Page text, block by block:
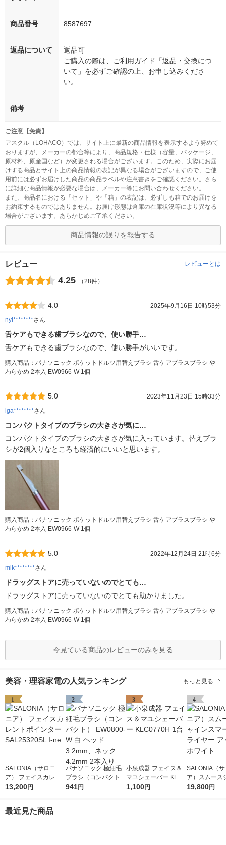
商品番号 8587697
返品について
返品可
ご購入の際は、ご利用ガイド「返品・交換につ
いて」を必ずご確認の上、お申し込みくださ
い。
備考
ご注意【免責】
アスクル（LOHACO）では、サイト上に最新の商品情報を表示するよう努めて
おりますが、メーカーの都合等により、商品規格・仕様（容量、パッケージ、
原材料、原産国など）が変更される場合がございます。このため、実際にお届
けする商品とサイト上の商品情報の表記が異なる場合がございますので、ご使
用前には必ずお届けした商品の商品ラベルや注意書きをご確認ください。さら
に詳細な商品情報が必要な場合は、メーカー等にお問い合わせください。
また、商品名における「セット」や「箱」の表記は、必ずしも箱でのお届けを
お約束するものではありません。お届け形態は倉庫の在庫状況等により異なる
場合がございます。あらかじめご了承ください。
商品情報の誤りを報告する
レビュー レビューとは
4.25 （28件）
4.0
2025年9月16日 10時53分
nyi********さん
舌ケアもできる歯ブラシなので、使い勝手…
舌ケアもできる歯ブラシなので、使い勝手がいいです。
購入商品：パナソニック ポケットドルツ用替えブラシ 舌ケアプラスブラシ や
わらかめ 2本入 EW0966-W 1個
5.0
2023年11月23日 15時33分
iga********さん
コンパクトタイプのブラシの大きさが気に…
コンパクトタイプのブラシの大きさが気に入っています。替えブラ
シが2個入りなところも経済的にいいと思います。
購入商品：パナソニック ポケットドルツ用替えブラシ 舌ケアプラスブラシ や
わらかめ 2本入 EW0966-W 1個
5.0
2022年12月24日 21時6分
mik********さん
ドラッグストアに売っていないのでとても…
ドラッグストアに売っていないのでとても助かりました。
購入商品：パナソニック ポケットドルツ用替えブラシ 舌ケアプラスブラシ や
わらかめ 2本入 EW0966-W 1個
今見ている商品のレビューのみを見る
美容・理容家電の人気ランキング もっと見る
1
SALONIA（サロニ
ア） フェイスカレン
トポインター SAL253
13,200円
2
パナソニック 極細毛
ブラシ（コンパクト）
EW0800-W 白 ヘッド
941円
3
小泉成器 フェイス＆
マユシェーバー KLC0
770H 1台
1,100円
4
SALONIA（
ア）スムース
スマートドラ
19,800円
最近見た商品